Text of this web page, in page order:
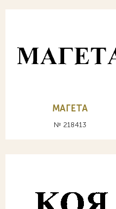
МАГЕТА
№ 218413